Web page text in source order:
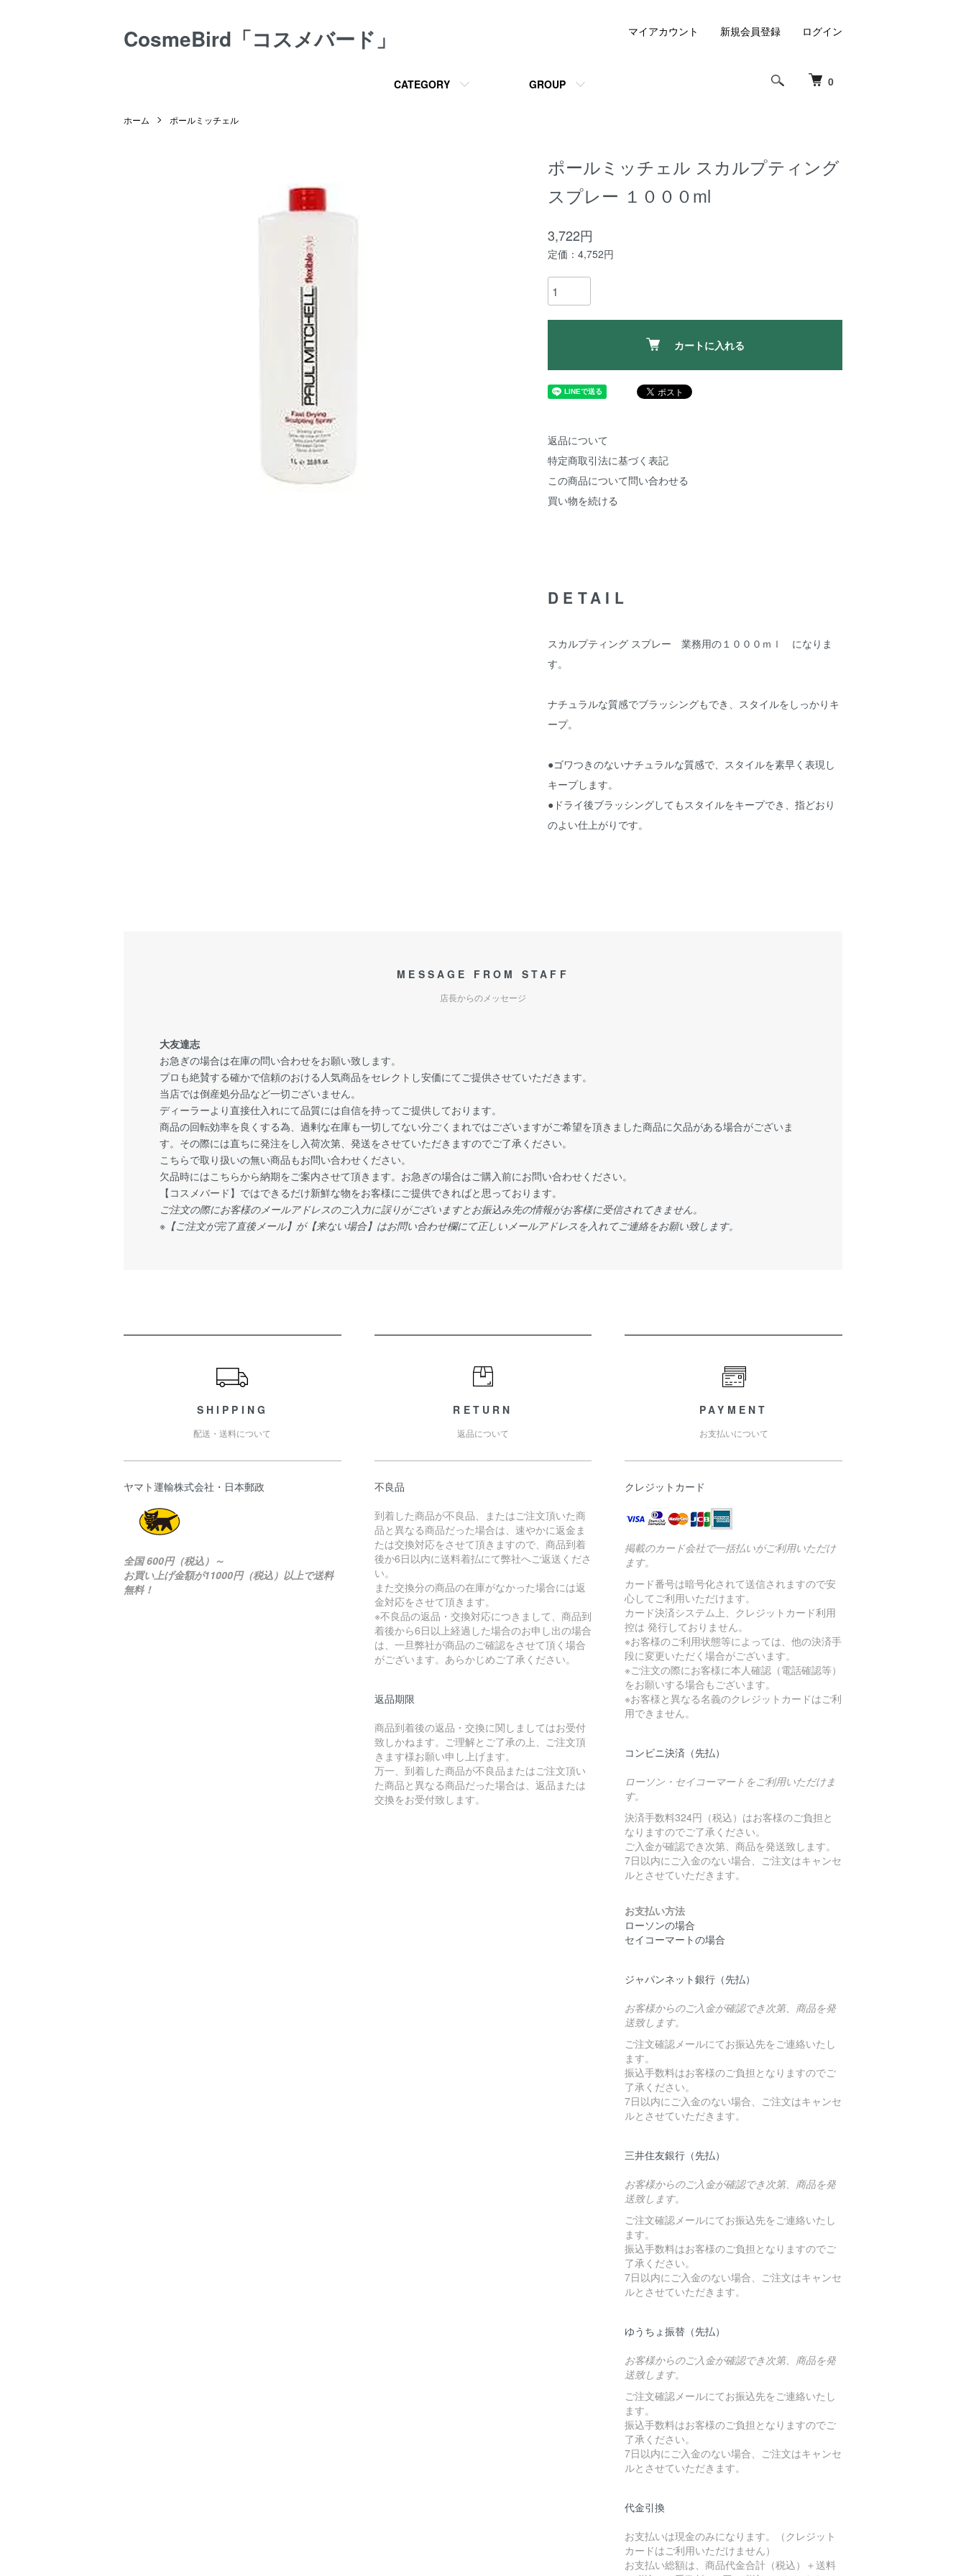
CosmeBird「コスメバード」
0
CATEGORY GROUP
マイアカウント 新規会員登録 ログイン
ホーム ポールミッチェル
ポールミッチェル スカルプティング
スプレー １０００ml
3,722円
定価：4,752円
カートに入れる
返品について
特定商取引法に基づく表記
この商品について問い合わせる
買い物を続ける
DETAIL
スカルプティング スプレー 業務用の１０００ｍｌ になりま
す。
ナチュラルな質感でブラッシングもでき、スタイルをしっかりキ
ープ。
●ゴワつきのないナチュラルな質感で、スタイルを素早く表現し
キープします。
●ドライ後ブラッシングしてもスタイルをキープでき、指どおり
のよい仕上がりです。
MESSAGE FROM STAFF
店長からのメッセージ
大友達志
お急ぎの場合は在庫の問い合わせをお願い致します。
プロも絶賛する確かで信頼のおける人気商品をセレクトし安価にてご提供させていただきます。
当店では倒産処分品など一切ございません。
ディーラーより直接仕入れにて品質には自信を持ってご提供しております。
商品の回転効率を良くする為、過剰な在庫も一切してない分ごくまれではございますがご希望を頂きました商品に欠品がある場合がございま
す。その際には直ちに発注をし入荷次第、発送をさせていただきますのでご了承ください。
こちらで取り扱いの無い商品もお問い合わせください。
欠品時にはこちらから納期をご案内させて頂きます。お急ぎの場合はご購入前にお問い合わせください。
【コスメバード】ではできるだけ新鮮な物をお客様にご提供できればと思っております。
ご注文の際にお客様のメールアドレスのご入力に誤りがございますとお振込み先の情報がお客様に受信されてきません。
※【ご注文が完了直後メール】が【来ない場合】はお問い合わせ欄にて正しいメールアドレスを入れてご連絡をお願い致します。
SHIPPING
配送・送料について
ヤマト運輸株式会社・日本郵政
全国 600円（税込）～
お買い上げ金額が11000円（税込）以上で送料
無料！
RETURN
返品について
不良品
到着した商品が不良品、またはご注文頂いた商
品と異なる商品だった場合は、速やかに返金ま
たは交換対応をさせて頂きますので、商品到着
後か6日以内に送料着払にて弊社へご返送くださ
い。
また交換分の商品の在庫がなかった場合には返
金対応をさせて頂きます。
※不良品の返品・交換対応につきまして、商品到
着後から6日以上経過した場合のお申し出の場合
は、一旦弊社が商品のご確認をさせて頂く場合
がございます。あらかじめご了承ください。
返品期限
商品到着後の返品・交換に関しましてはお受付
致しかねます。ご理解とご了承の上、ご注文頂
きます様お願い申し上げます。
万一、到着した商品が不良品またはご注文頂い
た商品と異なる商品だった場合は、返品または
交換をお受付致します。
PAYMENT
お支払いについて
クレジットカード
掲載のカード会社で一括払いがご利用いただけ
ます。
カード番号は暗号化されて送信されますので安
心してご利用いただけます。
カード決済システム上、クレジットカード利用
控は 発行しておりません。
※お客様のご利用状態等によっては、他の決済手
段に変更いただく場合がございます。
※ご注文の際にお客様に本人確認（電話確認等）
をお願いする場合もございます。
※お客様と異なる名義のクレジットカードはご利
用できません。
コンビニ決済（先払）
ローソン・セイコーマートをご利用いただけま
す。
決済手数料324円（税込）はお客様のご負担と
なりますのでご了承ください。
ご入金が確認でき次第、商品を発送致します。
7日以内にご入金のない場合、ご注文はキャンセ
ルとさせていただきます。
お支払い方法
ローソンの場合
セイコーマートの場合
ジャパンネット銀行（先払）
お客様からのご入金が確認でき次第、商品を発
送致します。
ご注文確認メールにてお振込先をご連絡いたし
ます。
振込手数料はお客様のご負担となりますのでご
了承ください。
7日以内にご入金のない場合、ご注文はキャンセ
ルとさせていただきます。
三井住友銀行（先払）
お客様からのご入金が確認でき次第、商品を発
送致します。
ご注文確認メールにてお振込先をご連絡いたし
ます。
振込手数料はお客様のご負担となりますのでご
了承ください。
7日以内にご入金のない場合、ご注文はキャンセ
ルとさせていただきます。
ゆうちょ振替（先払）
お客様からのご入金が確認でき次第、商品を発
送致します。
ご注文確認メールにてお振込先をご連絡いたし
ます。
振込手数料はお客様のご負担となりますのでご
了承ください。
7日以内にご入金のない場合、ご注文はキャンセ
ルとさせていただきます。
代金引換
お支払いは現金のみになります。（クレジット
カードはご利用いただけません）
お支払い総額は、商品代金合計（税込）＋送料